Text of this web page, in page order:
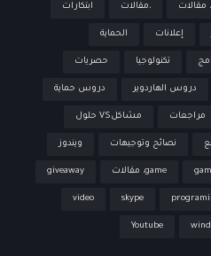
مقالات ،مقالات ابتكارات
إعلانات الحماية
تكنولوجيا حصريات
دروس الهاردوير دروس حماية
مراجعات مشاكلVS حلول
نصائح وتوجيهات ويندوز
game، مقالات giveaway
skype
video
Youtube